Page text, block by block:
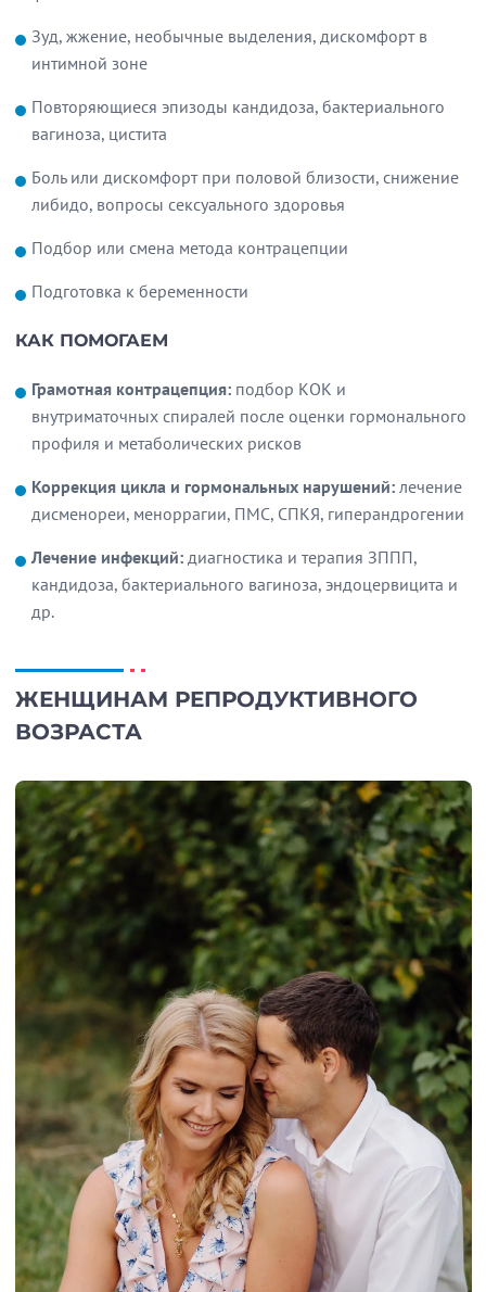
Зуд, жжение, необычные выделения, дискомфорт в
интимной зоне
Повторяющиеся эпизоды кандидоза, бактериального
вагиноза, цистита
Боль или дискомфорт при половой близости, снижение
либидо, вопросы сексуального здоровья
Подбор или смена метода контрацепции
Подготовка к беременности
КАК ПОМОГАЕМ
Грамотная контрацепция: подбор КОК и
внутриматочных спиралей после оценки гормонального
профиля и метаболических рисков
Коррекция цикла и гормональных нарушений:лечение
дисменореи, меноррагии, ПМС, СПКЯ, гиперандрогении
Лечение инфекций: диагностика и терапия ЗППП,
кандидоза, бактериального вагиноза, эндоцервицита и
др.
ЖЕНЩИНАМ РЕПРОДУКТИВНОГО
ВОЗРАСТА